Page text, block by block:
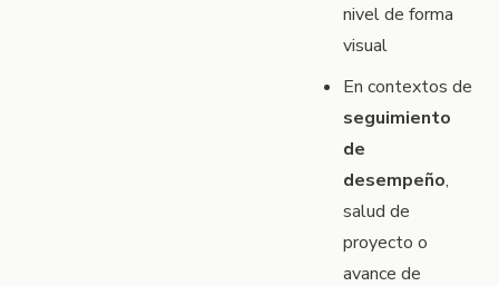
nivel de forma
visual
En contextos de
seguimiento
de
desempeño,
salud de
proyecto o
avance de